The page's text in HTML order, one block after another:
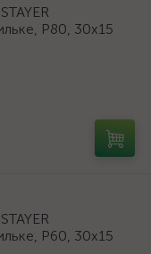
P80, 30х15
P60, 30х15